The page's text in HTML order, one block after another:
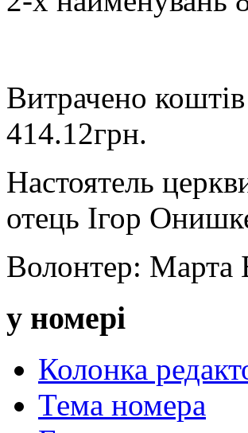
Витрачено
414.12грн.
Настоятель
отець Ігор
Волонтер: Марта
у номері
Колонка
Тема номера